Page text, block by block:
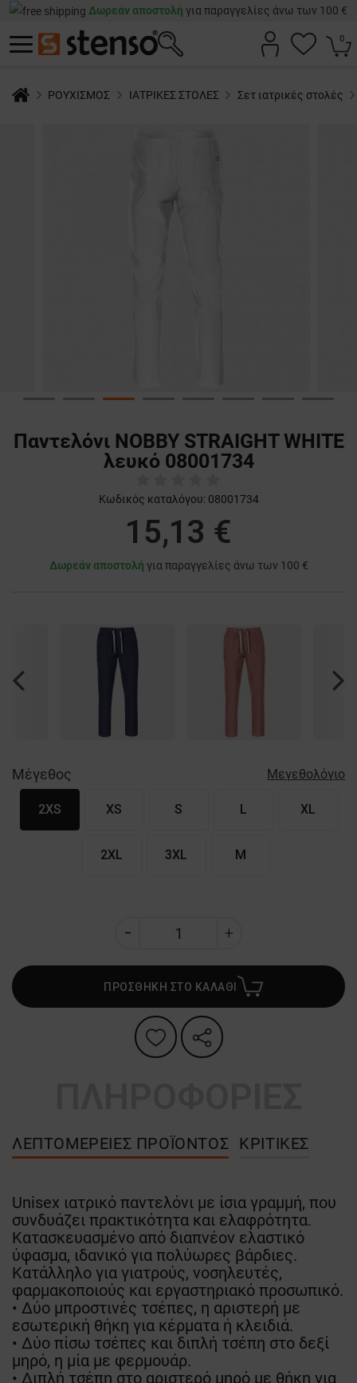
Δωρεάν αποστολή για παραγγελίες άνω των 100 €
0
ΡΟΥΧΙΣΜΟΣ ΙΑΤΡΙΚΕΣ ΣΤΟΛΕΣ Σετ ιατρικές στολές
Παντελόνι NOBBY STRAIGHT WHITE
λευκό 08001734
Κωδικός καταλόγου: 08001734
15,13 €
Δωρεάν αποστολή για παραγγελίες άνω των 100 €
Previous
Μέγεθος Μεγεθολόγιο
2XS XS S L XL
2XL 3XL M
ΠΡΟΣΘΗΚΗ ΣΤΟ ΚΑΛΑΘΙ
ΛΕΠΤΟΜΈΡΕΙΕΣ ΠΡΟΪΌΝΤΟΣ ΚΡΙΤΙΚΈΣ
Unisex ιατρικό παντελόνι με ίσια γραμμή, που
συνδυάζει πρακτικότητα και ελαφρότητα.
Κατασκευασμένο από διαπνέον ελαστικό
ύφασμα, ιδανικό για πολύωρες βάρδιες.
Κατάλληλο για γιατρούς, νοσηλευτές,
φαρμακοποιούς και εργαστηριακό προσωπικό.
• Δύο μπροστινές τσέπες, η αριστερή με
εσωτερική θήκη για κέρματα ή κλειδιά.
• Δύο πίσω τσέπες και διπλή τσέπη στο δεξί
μηρό, η μία με φερμουάρ.
• Διπλή τσέπη στο αριστερό μηρό με θήκη για